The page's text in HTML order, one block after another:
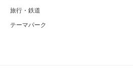
旅行・鉄道
テーマパーク